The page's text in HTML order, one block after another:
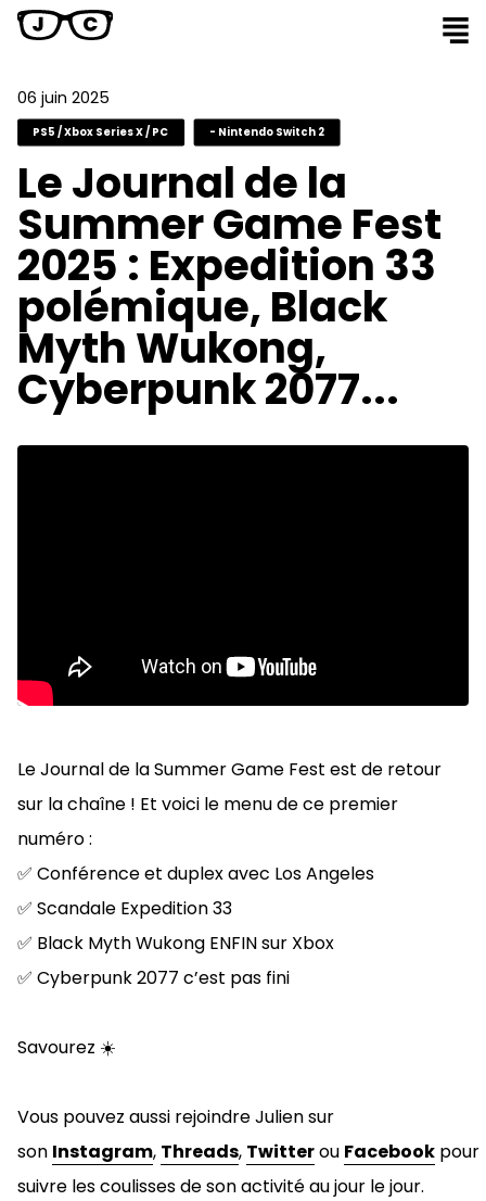
06 juin 2025
PS5 / Xbox Series X / PC - Nintendo Switch 2
Le Journal de la
Summer Game Fest
2025 : Expedition 33
polémique, Black
Myth Wukong,
Cyberpunk 2077...
Le Journal de la Summer Game Fest est de retour
sur la chaîne ! Et voici le menu de ce premier
numéro :
✅ Conférence et duplex avec Los Angeles
✅ Scandale Expedition 33
✅ Black Myth Wukong ENFIN sur Xbox
✅ Cyberpunk 2077 c’est pas fini
Savourez ☀️
Vous pouvez aussi rejoindre Julien sur
son Instagram, Threads, Twitterou Facebook pour
suivre les coulisses de son activité au jour le jour.